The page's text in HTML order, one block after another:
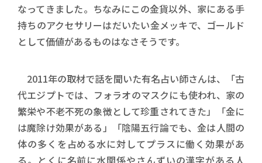
なってきました。ちなみにこの金貨以外、家にある手
持ちのアクセサリーはだいたい金メッキで、ゴールド
として価値があるものはなさそうです。
2011年の取材で話を聞いた有名占い師さんは、「古
代エジプトでは、フォラオのマスクにも使われ、家の
繁栄や不老不死の象徴として珍重されてきた」「金に
は魔除け効果がある」「陰陽五行論でも、金は人間の
体の多くを占める水に対してプラスに働く効果があ
る。とくに名前に水関係やさんずいの漢字がある人